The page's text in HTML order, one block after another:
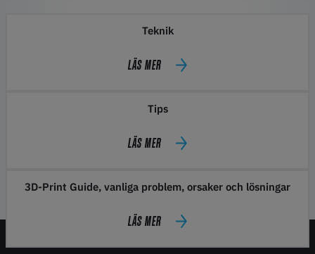
Teknik
LÄS MER
Tips
LÄS MER
3D-Print Guide, vanliga problem, orsaker och lösningar
LÄS MER